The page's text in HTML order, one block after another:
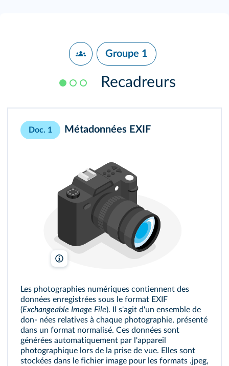
Groupe 1
Recadreurs
Doc. 1 Métadonnées EXIF
Les photographies numériques contiennent des
données enregistrées sous le format EXIF
(Exchangeable Image File). Il s'agit d'un ensemble de
don‐ nées relatives à chaque photographie, présenté
dans un format normalisé. Ces données sont
générées automatiquement par l'appareil
photographique lors de la prise de vue. Elles sont
stockées dans le fichier image pour les formats .jpeg,